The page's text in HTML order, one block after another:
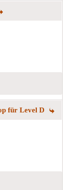
für Level D